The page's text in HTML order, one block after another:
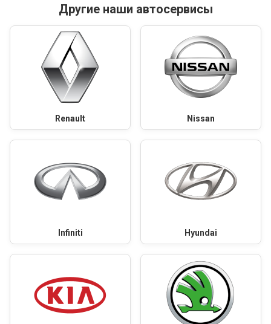
Другие наши автосервисы
Renault Nissan
Infiniti Hyundai